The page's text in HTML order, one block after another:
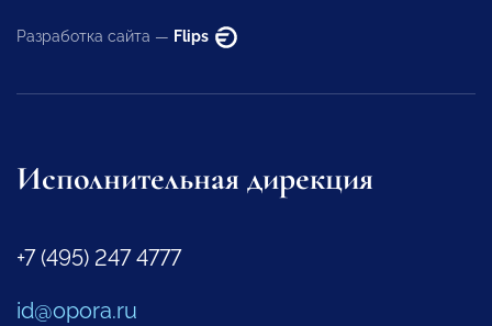
Разработка сайта — Flips
Исполнительная дирекция
+7 (495) 247 4777
id@opora.ru